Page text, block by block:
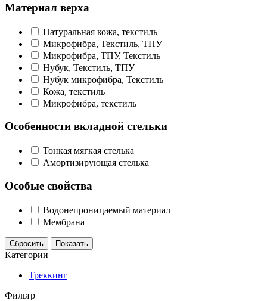
Материал верха
Натуральная кожа, текстиль
Микрофибра, Текстиль, ТПУ
Микрофибра, ТПУ, Текстиль
Нубук, Текстиль, ТПУ
Нубук микрофибра, Текстиль
Кожа, текстиль
Микрофибра, текстиль
Особенности вкладной стельки
Тонкая мягкая стелька
Амортизирующая стелька
Особые свойства
Водонепроницаемый материал
Мембрана
Сбросить Показать
Категории
Треккинг
Фильтр